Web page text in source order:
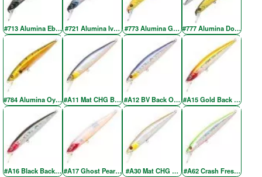
#713 Alumina Ebony Yamame#721 Alumina Ivory Back Silver#773 Alumina Gold Chartreuse
#777 Alumina Doublet-2
#784 Alumina Oyanirami#A11 Mat CHG BV Back OB#A12 BV Back OB RE#A15 Gold Back Red
#A16 Black Back Red Head#A17 Ghost Pearl Red Head#A30 Mat CHG Wakasaki RE#A62 Crash Fresh